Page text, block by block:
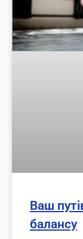
Ваш
балансу